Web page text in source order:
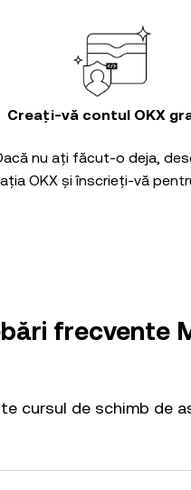
Creați-vă contul OKX
nu ați făcut-o deja,
OKX și înscrieți-vă
frecvente
cursul de schimb de